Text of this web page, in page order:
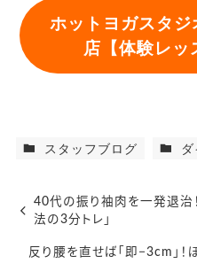
ホットヨガスタ
店【体験レッ
スタッフブログ
40代の振り袖肉を一発退治
法の3分トレ」
反り腰を直せば「即−3cm」